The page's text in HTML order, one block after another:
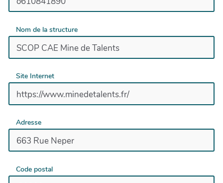
Nom de la structure
Site Internet
Adresse
Code postal